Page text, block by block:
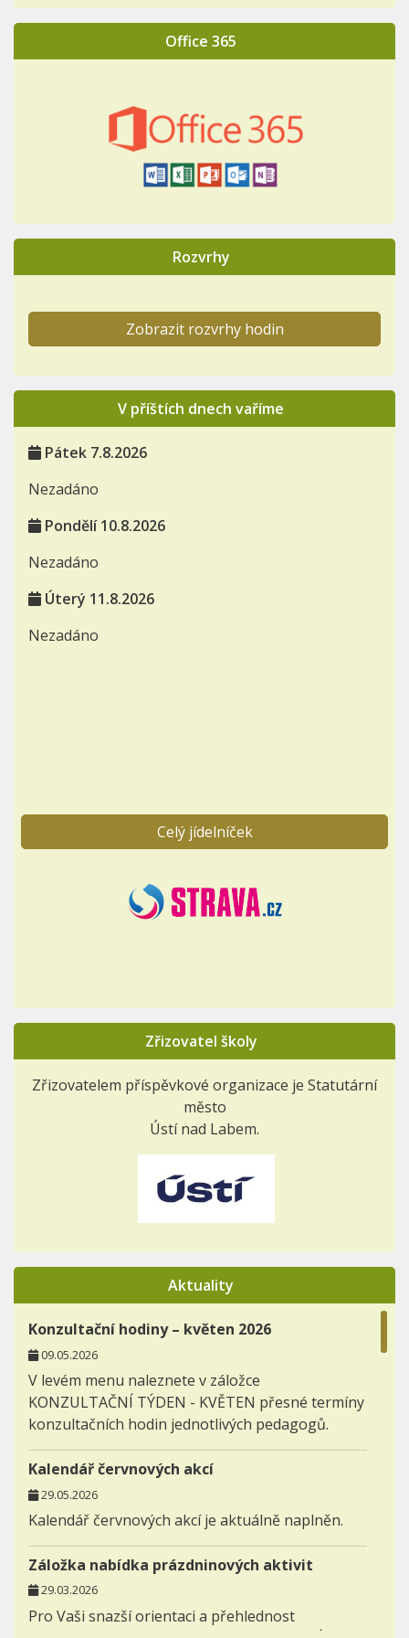
Office 365
Rozvrhy
Zobrazit rozvrhy hodin
V příštích dnech vaříme
Pátek 7.8.2026
Nezadáno
Pondělí 10.8.2026
Nezadáno
Úterý 11.8.2026
Nezadáno
Celý jídelníček
Zřizovatel školy
Zřizovatelem příspěvkové organizace je Statutární
město
Ústí nad Labem.
Aktuality
Konzultační hodiny – květen 2026
09.05.2026
V levém menu naleznete v záložce
KONZULTAČNÍ TÝDEN - KVĚTEN přesné termíny
konzultačních hodin jednotlivých pedagogů.
Kalendář červnových akcí
29.05.2026
Kalendář červnových akcí je aktuálně naplněn.
Záložka nabídka prázdninových aktivit
29.03.2026
Pro Vaši snazší orientaci a přehlednost